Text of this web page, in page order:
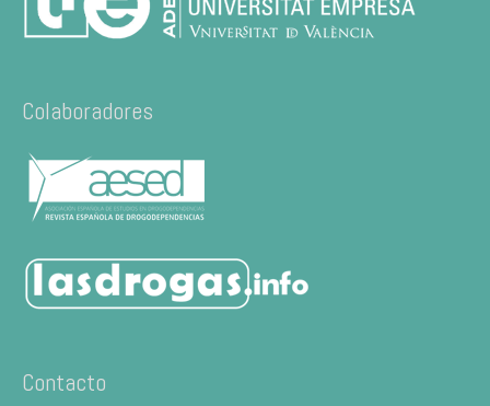
Colaboradores
Contacto